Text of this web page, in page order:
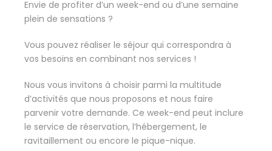
Envie de profiter d’un week-end ou d’une semaine
plein de sensations ?
Vous pouvez réaliser le séjour qui correspondra à
vos besoins en combinant nos services !
Nous vous invitons à choisir parmi la multitude
d’activités que nous proposons et nous faire
parvenir votre demande. Ce week-end peut inclure
le service de réservation, l’hébergement, le
ravitaillement ou encore le pique-nique.